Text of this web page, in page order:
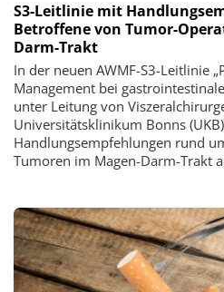
S3-Leitlinie mit
Betroffene von Tumor-
Darm-Trakt
In der neuen AWMF-S3-Leitlinie
Management bei
unter Leitung von
Universitätsklinikum Bonns
Handlungsempfehlungen rund
Tumoren im Magen-Darm-Trakt